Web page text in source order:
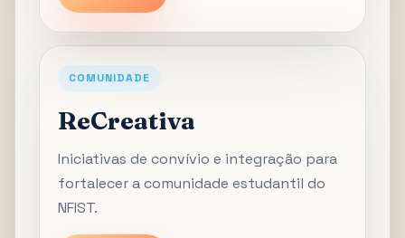
COMUNIDADE
ReCreativa
Iniciativas de convívio e integração para
fortalecer a comunidade estudantil do
NFIST.